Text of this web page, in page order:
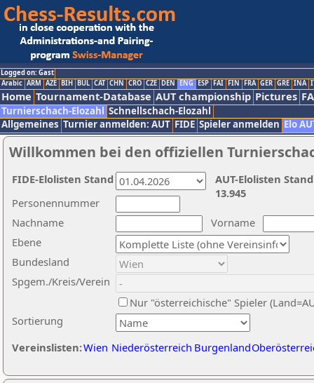
Logged on: Gast
Arabic ARM AZE BIH BUL CAT CHN CRO CZE DEN ENG ESP FAI FIN FRA GER GRE INA
Home Tournament-Database AUT championship Pictures
Turnierschach-Elozahl Schnellschach-Elozahl
Allgemeines Turnier anmelden: AUT FIDE Spieler anmelden Elo
Willkommen bei den offiziellen
Nachname
Vorname
Ebene
Sortierung
Personennummer
Bundesland
Spgem./Kreis/Verein
Nur "österreichische" Spieler
Vereinslisten:Wien Niederösterreich Burgenland
AUT-Elolisten
13.945
FIDE-Elolisten Stand